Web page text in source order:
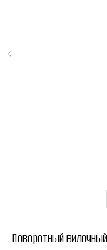
Поворотный